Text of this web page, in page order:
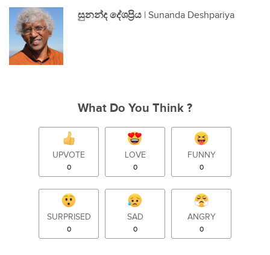
සුනන්ද දේශප්‍රිය | Sunanda Deshpariya
What Do You Think ?
UPVOTE
0
LOVE
0
FUNNY
0
SURPRISED
0
SAD
0
ANGRY
0